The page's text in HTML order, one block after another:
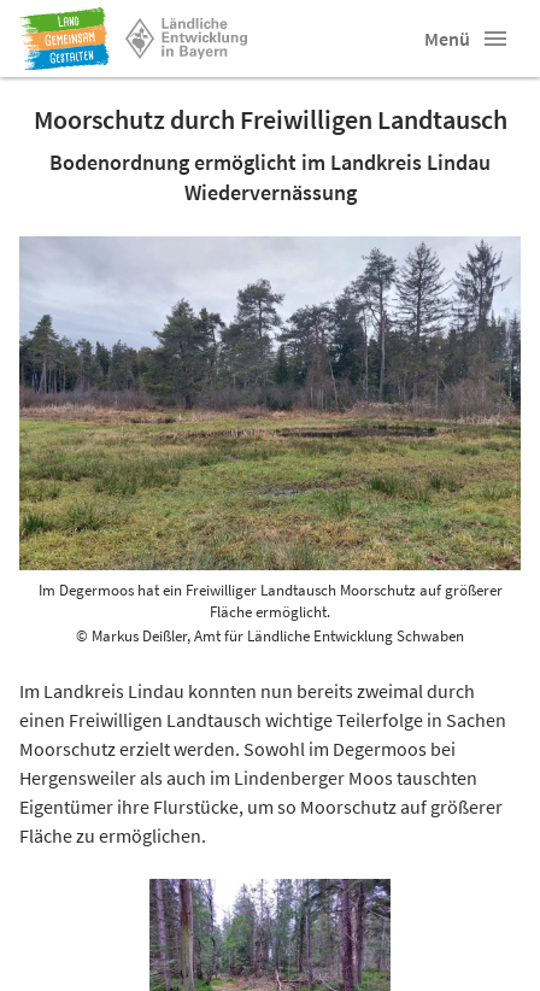
Menü
Moorschutz durch Freiwilligen Landtausch
Bodenordnung ermöglicht im Landkreis Lindau
Wiedervernässung
Im Degermoos hat ein Freiwilliger Landtausch Moorschutz auf größerer
Fläche ermöglicht.
© Markus Deißler, Amt für Ländliche Entwicklung Schwaben
Im Landkreis Lindau konnten nun bereits zweimal durch
einen Freiwilligen Landtausch wichtige Teilerfolge in Sachen
Moorschutz erzielt werden. Sowohl im Degermoos bei
Hergensweiler als auch im Lindenberger Moos tauschten
Eigentümer ihre Flurstücke, um so Moorschutz auf größerer
Fläche zu ermöglichen.